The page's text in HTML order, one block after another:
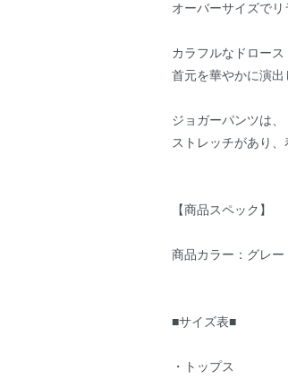
オーバーサイズでリ
カラフルなドロース
首元を華やかに演出
ジョガーパンツは、
ストレッチがあり、
【商品スペック】
商品カラー：グレー
■サイズ表■
・トップス